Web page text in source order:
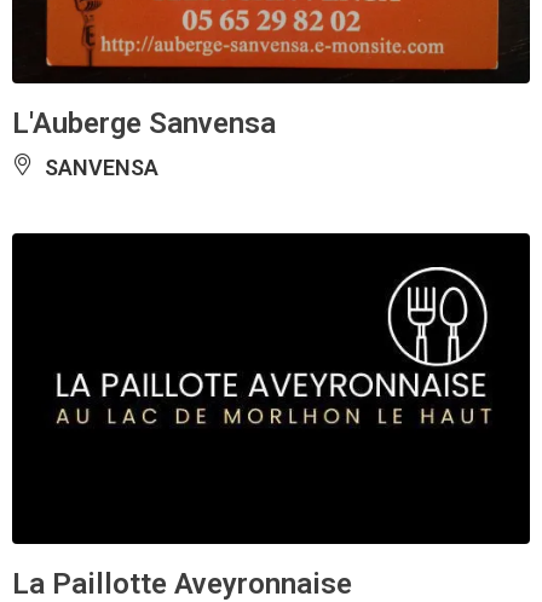
L'Auberge Sanvensa
SANVENSA
La Paillotte Aveyronnaise